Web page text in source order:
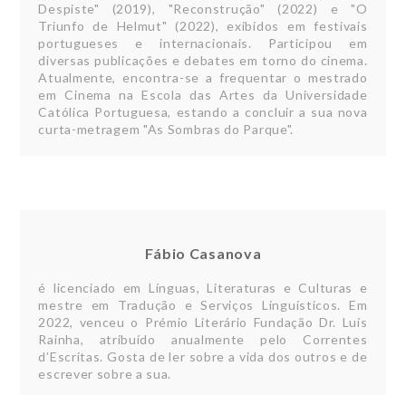
Despiste" (2019), "Reconstrução" (2022) e "O
Triunfo de Helmut" (2022), exibidos em festivais
portugueses e internacionais. Participou em
diversas publicações e debates em torno do cinema.
Atualmente, encontra-se a frequentar o mestrado
em Cinema na Escola das Artes da Universidade
Católica Portuguesa, estando a concluir a sua nova
curta-metragem "As Sombras do Parque".
Fábio Casanova
é licenciado em Línguas, Literaturas e Culturas e
mestre em Tradução e Serviços Linguísticos. Em
2022, venceu o Prémio Literário Fundação Dr. Luís
Rainha, atribuído anualmente pelo Correntes
d’Escritas. Gosta de ler sobre a vida dos outros e de
escrever sobre a sua.